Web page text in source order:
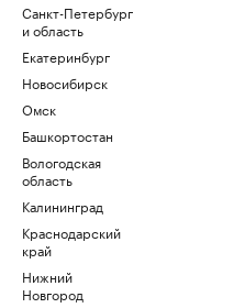
Санкт-Петербург
и область
Екатеринбург
Новосибирск
Омск
Башкортостан
Вологодская
область
Калининград
Краснодарский
край
Нижний
Новгород